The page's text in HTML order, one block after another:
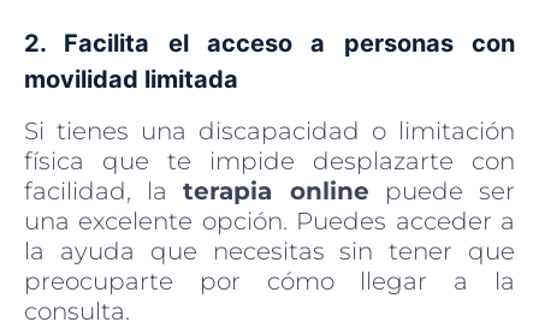
2. Facilita el acceso a personas con
movilidad limitada
Si tienes una discapacidad o limitación
física que te impide desplazarte con
facilidad, laterapia online puede ser
una excelente opción. Puedes acceder a
la ayuda que necesitas sin tener que
preocuparte por cómo llegar a la
consulta.